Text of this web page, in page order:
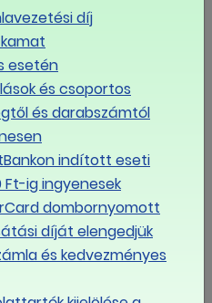
Pé Szo
30 31 1
6 7 8
díj
esetén
és csoportos
és darabszámtól
indított eseti
ig ingyenesek
dombornyomott
díját elengedjük
és kedvezményes